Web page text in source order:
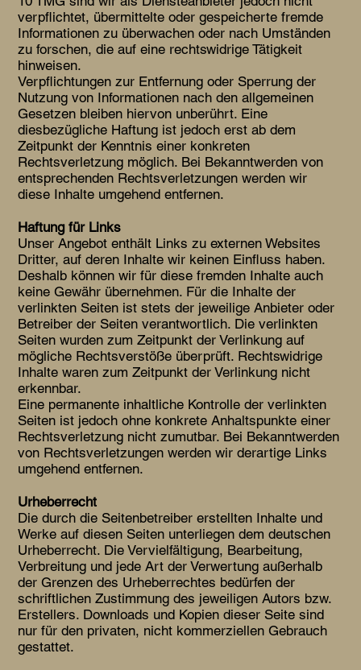
verpflichtet, übermittelte oder gespeicherte fremde
Informationen zu überwachen oder nach Umständen
zu forschen, die auf eine rechtswidrige Tätigkeit
hinweisen.
Verpflichtungen zur Entfernung oder Sperrung der
Nutzung von Informationen nach den allgemeinen
Gesetzen bleiben hiervon unberührt. Eine
diesbezügliche Haftung ist jedoch erst ab dem
Zeitpunkt der Kenntnis einer konkreten
Rechtsverletzung möglich. Bei Bekanntwerden von
entsprechenden Rechtsverletzungen werden wir
diese Inhalte umgehend entfernen.
Haftung für Links
Unser Angebot enthält Links zu externen Websites
Dritter, auf deren Inhalte wir keinen Einfluss haben.
Deshalb können wir für diese fremden Inhalte auch
keine Gewähr übernehmen. Für die Inhalte der
verlinkten Seiten ist stets der jeweilige Anbieter oder
Betreiber der Seiten verantwortlich. Die verlinkten
Seiten wurden zum Zeitpunkt der Verlinkung auf
mögliche Rechtsverstöße überprüft. Rechtswidrige
Inhalte waren zum Zeitpunkt der Verlinkung nicht
erkennbar.
Eine permanente inhaltliche Kontrolle der verlinkten
Seiten ist jedoch ohne konkrete Anhaltspunkte einer
Rechtsverletzung nicht zumutbar. Bei Bekanntwerden
von Rechtsverletzungen werden wir derartige Links
umgehend entfernen.
Urheberrecht
Die durch die Seitenbetreiber erstellten Inhalte und
Werke auf diesen Seiten unterliegen dem deutschen
Urheberrecht. Die Vervielfältigung, Bearbeitung,
Verbreitung und jede Art der Verwertung außerhalb
der Grenzen des Urheberrechtes bedürfen der
schriftlichen Zustimmung des jeweiligen Autors bzw.
Erstellers. Downloads und Kopien dieser Seite sind
nur für den privaten, nicht kommerziellen Gebrauch
gestattet.